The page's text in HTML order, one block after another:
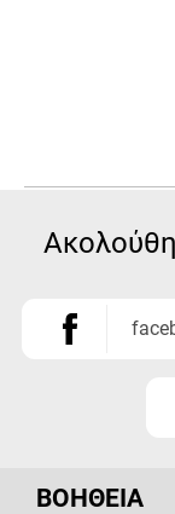
ΒΟΗΘΕΙΑ